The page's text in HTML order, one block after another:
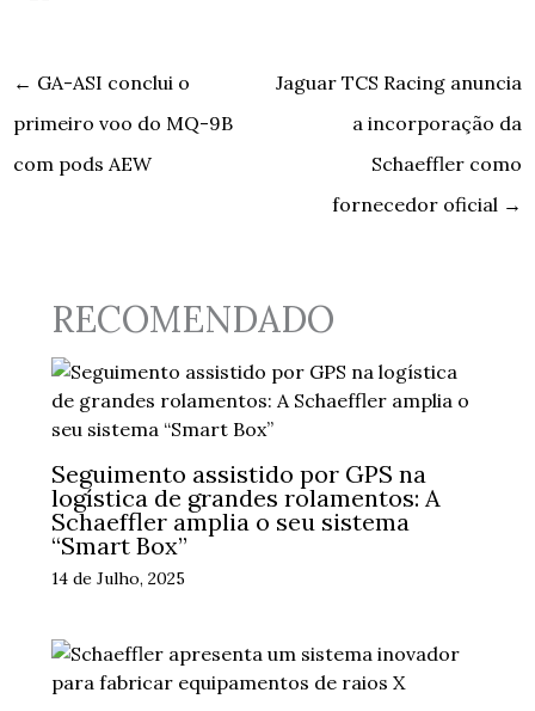
← GA-ASI conclui o
primeiro voo do MQ-9B
com pods AEW
Jaguar TCS Racing anuncia
a incorporação da
Schaeffler como
fornecedor oficial →
RECOMENDADO
Seguimento assistido por GPS na
logística de grandes rolamentos: A
Schaeffler amplia o seu sistema
“Smart Box”
14 de Julho, 2025